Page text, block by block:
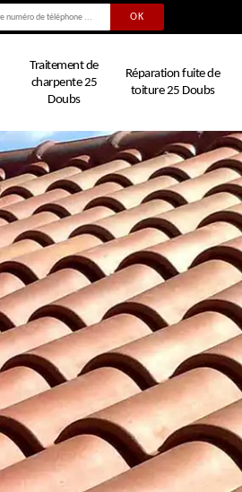
Traitement de
charpente 25
Doubs
Réparation fuite de
toiture 25 Doubs